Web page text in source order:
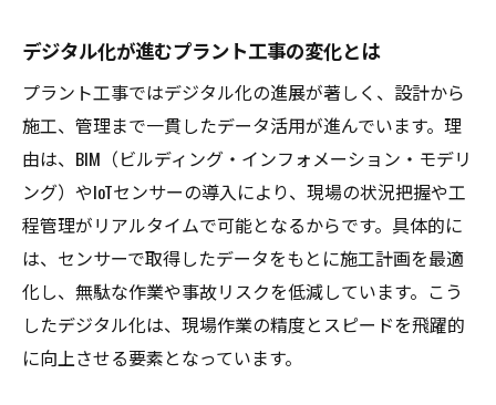
現場で実践されるプラント工事技術の最新
事例
地域活性化に貢献するプラント工事の新技
術
効率化を支える最先端プラント工事技術
プラント工事効率化を実現する最新技術の
全貌
自動化システムがプラント工事にもたらす
効果
現場管理に活かせるプラント工事の先端技
デジタル化が進むプラント工事の変化とは
プラント工事ではデジタル化の進展が著しく、設計から
施工、管理まで一貫したデータ活用が進んでいます。理
由は、BIM（ビルディング・インフォメーション・モデリ
ング）やIoTセンサーの導入により、現場の状況把握や工
程管理がリアルタイムで可能となるからです。具体的に
は、センサーで取得したデータをもとに施工計画を最適
化し、無駄な作業や事故リスクを低減しています。こう
したデジタル化は、現場作業の精度とスピードを飛躍的
に向上させる要素となっています。